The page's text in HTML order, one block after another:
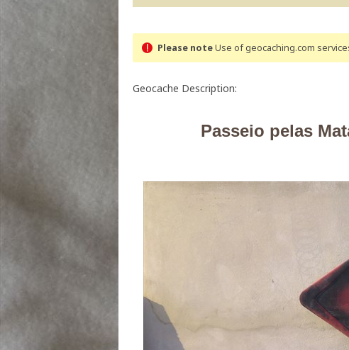
Please noteUse of geocaching.com
Geocache Description:
Passeio pelas